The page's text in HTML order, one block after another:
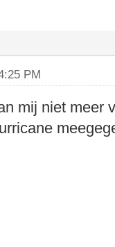
PM
mij niet meer